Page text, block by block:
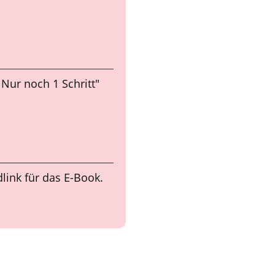
noch 1 Schritt"
für das E-Book.